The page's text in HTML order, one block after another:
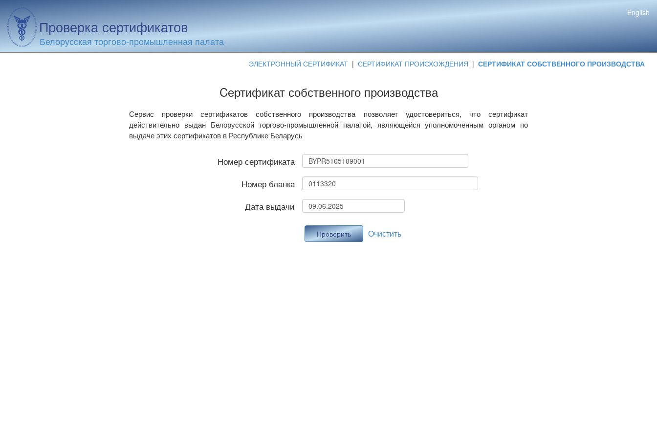
Проверка сертификатов
Белорусская торгово-промышленная палата
English
ЭЛЕКТРОННЫЙ СЕРТИФИКАТ | СЕРТИФИКАТ ПРОИСХОЖДЕНИЯ | СЕРТИФИКАТ СОБСТВЕННОГО ПРОИЗВОДСТВА
Cертификат собственного производства
Сервис проверки сертификатов собственного производства позволяет удостовериться, что сертификат
действительно выдан Белорусской торгово-промышленной палатой, являющейся уполномоченным органом по
выдаче этих сертификатов в Республике Беларусь
Номер сертификата
Номер бланка
Дата выдачи
Проверить Очистить